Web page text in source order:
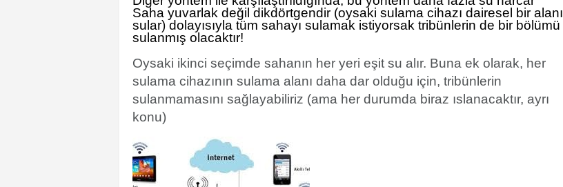
Saha yuvarlak değil dikdörtgendir (oysaki sulama cihazı dairesel bir alanı
sular) dolayısıyla tüm sahayı sulamak istiyorsak tribünlerin de bir bölümü
sulanmış olacaktır!
Oysaki ikinci seçimde sahanın her yeri eşit su alır. Buna ek olarak, her
sulama cihazının sulama alanı daha dar olduğu için, tribünlerin
sulanmamasını sağlayabiliriz (ama her durumda biraz ıslanacaktır, ayrı
konu)